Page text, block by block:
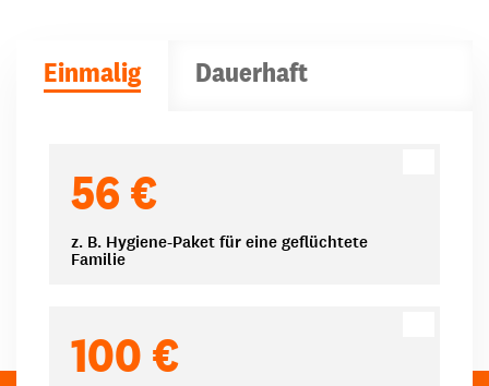
Einmalig Dauerhaft
56 €
z. B. Hygiene-Paket für eine geflüchtete
Familie
100 €